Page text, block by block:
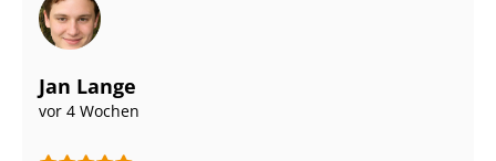
Jan Lange
vor 4 Wochen